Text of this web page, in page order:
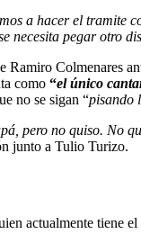
a hacer el
necesita pegar otro
Ramiro Colmenares
como “el único
no se sigan “pisando
pero no quiso. No
junto a Tulio Turizo.
actualmente tiene